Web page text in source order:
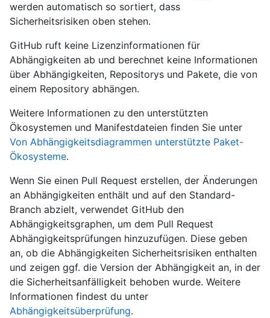
werden automatisch so sortiert, dass
Sicherheitsrisiken oben stehen.
GitHub ruft keine Lizenzinformationen für
Abhängigkeiten ab und berechnet keine Informationen
über Abhängigkeiten, Repositorys und Pakete, die von
einem Repository abhängen.
Weitere Informationen zu den unterstützten
Ökosystemen und Manifestdateien finden Sie unter
Von Abhängigkeitsdiagrammen unterstützte Paket-
Ökosysteme.
Wenn Sie einen Pull Request erstellen, der Änderungen
an Abhängigkeiten enthält und auf den Standard-
Branch abzielt, verwendet GitHub den
Abhängigkeitsgraphen, um dem Pull Request
Abhängigkeitsprüfungen hinzuzufügen. Diese geben
an, ob die Abhängigkeiten Sicherheitsrisiken enthalten
und zeigen ggf. die Version der Abhängigkeit an, in der
die Sicherheitsanfälligkeit behoben wurde. Weitere
Informationen findest du unter
Abhängigkeitsüberprüfung.